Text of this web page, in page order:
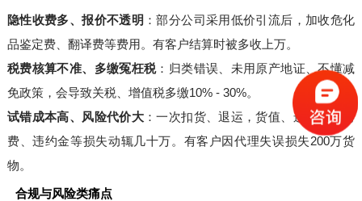
隐性收费多、报价不透明 ：部分公司采用低价引流后，加收危化
品鉴定费、翻译费等费用。有客户结算时被多收上万。
税费核算不准、多缴冤枉税：归类错误、未用原产地证、不懂减
免政策，会导致关税、增值税多缴10% - 30%。
试错成本高、风险代价大 ：一次扣货、退运，货值、运费、滞港
费、违约金等损失动辄几十万。有客户因代理失误损失200万货
物。
合规与风险类痛点